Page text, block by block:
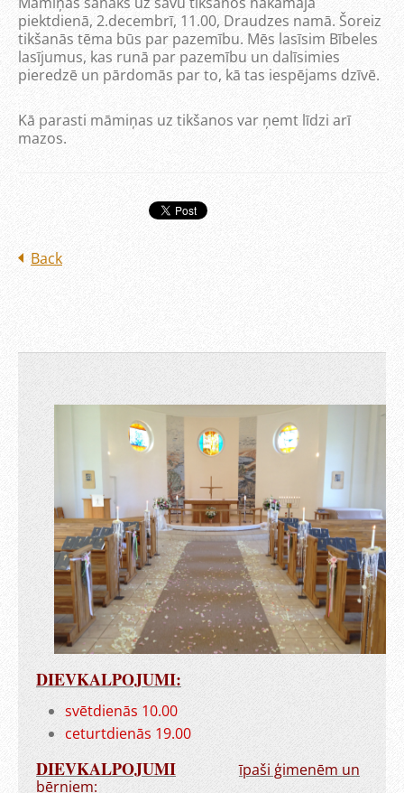
piektdienā, 2.decembrī, 11.00, Draudzes namā. Šoreiz
tikšanās tēma būs par pazemību. Mēs lasīsim Bībeles
lasījumus, kas runā par pazemību un dalīsimies
pieredzē un pārdomās par to, kā tas iespējams dzīvē.
Kā parasti māmiņas uz tikšanos var ņemt līdzi arī
mazos.
Back
DIEVKALPOJUMI:
svētdienās 10.00
ceturtdienās 19.00
DIEVKALPOJUMI
īpaši ģimenēm un
bērniem: